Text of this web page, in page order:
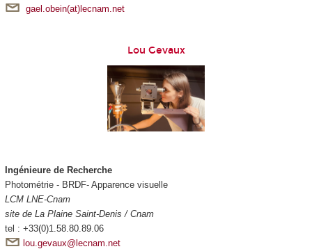
gael.obein(at)lecnam.net
Lou Gevaux
Ingénieure de Recherche
Photométrie - BRDF- Apparence visuelle
LCM LNE-Cnam
site de La Plaine Saint-Denis / Cnam
tel : +33(0)1.58.80.89.06
lou.gevaux@lecnam.net